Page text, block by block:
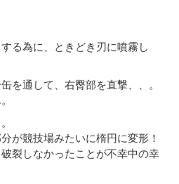
る為に、ときどき刃に噴霧し
を通して、右臀部を直撃、、。
が競技場みたいに楕円に変形！
裂しなかったことが不幸中の幸